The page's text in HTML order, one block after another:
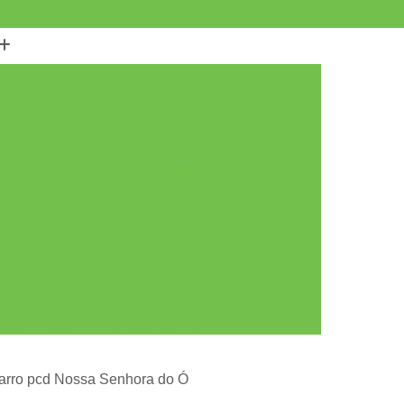
e Freio Solo
Acelerador e Freio Solo Pcd
pcd Nossa Senhora do Ó